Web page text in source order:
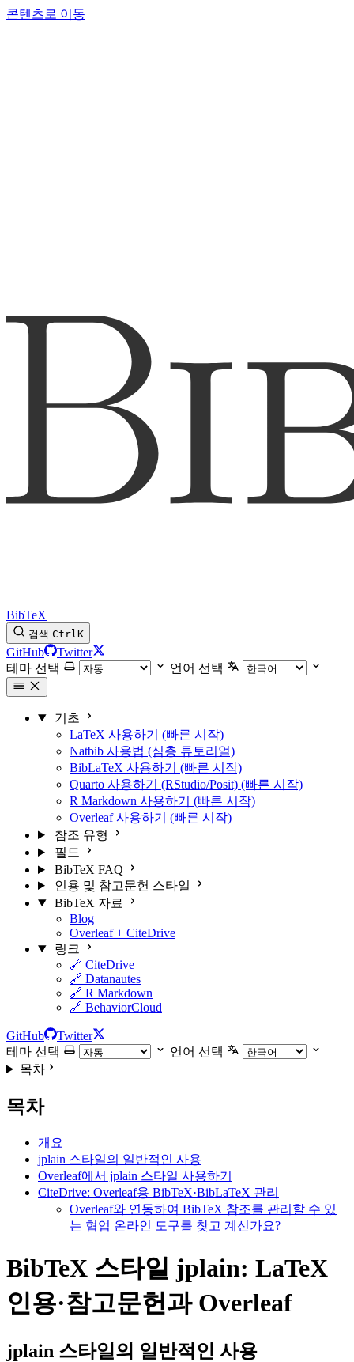
콘텐츠로 이동
BibTeX
검색 CtrlK
GitHub
Twitter
테마 선택
언어 선택
기초
LaTeX 사용하기 (빠른 시작)
Natbib 사용법 (심층 튜토리얼)
BibLaTeX 사용하기 (빠른 시작)
Quarto 사용하기 (RStudio/Posit) (빠른 시작)
R Markdown 사용하기 (빠른 시작)
Overleaf 사용하기 (빠른 시작)
참조 유형
필드
BibTeX FAQ
인용 및 참고문헌 스타일
BibTeX 자료
Blog
Overleaf + CiteDrive
링크
🔗 CiteDrive
🔗 Datanautes
🔗 R Markdown
🔗 BehaviorCloud
GitHub
Twitter
테마 선택
언어 선택
목차
목차
개요
jplain 스타일의 일반적인 사용
Overleaf에서 jplain 스타일 사용하기
CiteDrive: Overleaf용 BibTeX·BibLaTeX 관리
Overleaf와 연동하여 BibTeX 참조를 관리할 수 있
는 협업 온라인 도구를 찾고 계신가요?
BibTeX 스타일 jplain: LaTeX
인용·참고문헌과 Overleaf
jplain 스타일의 일반적인 사용